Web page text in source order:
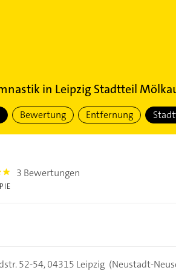
in Leipzig Stadtteil
Bewertung Entfernung
3 Bewertungen
52-54,04315 Leipzig (Neustadt-